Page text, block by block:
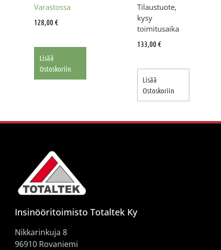
Varastossa
128,00 €
Lisää
Ostoskoriin
Tilaustuote,
kysy
toimitusaika
133,00 €
Lisää
Ostoskoriin
Insinööritoimisto Totaltek Ky
Nikkarinkuja 8
96910 Rovaniemi